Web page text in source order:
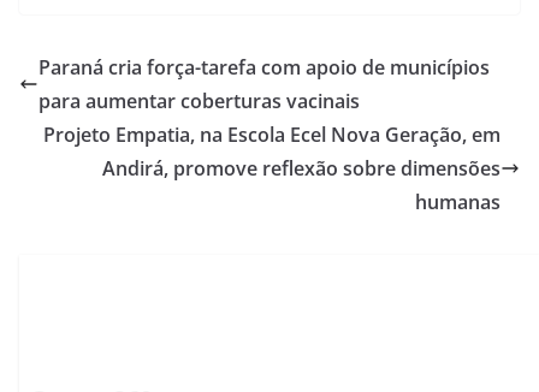
Paraná cria força-tarefa com apoio de municípios
para aumentar coberturas vacinais
Projeto Empatia, na Escola Ecel Nova Geração, em
Andirá, promove reflexão sobre dimensões
humanas